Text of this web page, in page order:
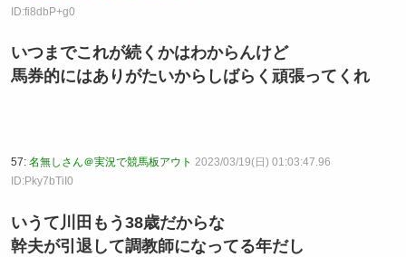
ID:fi8dbP+g0
いつまでこれが続くかはわからんけど
馬券的にはありがたいからしばらく頑張ってくれ
57: 名無しさん＠実況で競馬板アウト 2023/03/19(日) 01:03:47.96
ID:Pky7bTiI0
いうて川田もう38歳だからな
幹夫が引退して調教師になってる年だし